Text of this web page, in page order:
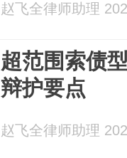
赵飞全律师助理
超范围索债
辩护要点
赵飞全律师助理